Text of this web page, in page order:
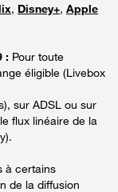
, Disney+, Apple
: Pour toute
éligible (Livebox
sur ADSL ou sur
flux linéaire de la
à certains
de la diffusion